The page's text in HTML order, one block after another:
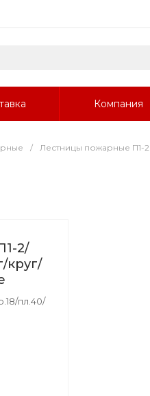
Компания
/ Лестницы пожарные П1-2
2/
круг/
пл.40/